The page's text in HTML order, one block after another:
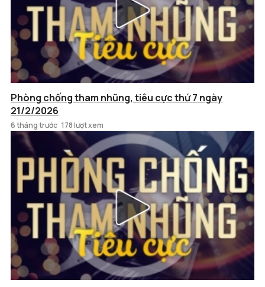
Phòng chống tham nhũng, tiêu cực thứ 7 ngày
21/2/2026
6 tháng trước 178 lượt xem